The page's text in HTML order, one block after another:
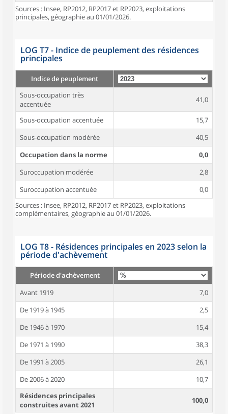
Sources : Insee, RP2012, RP2017 et RP2023, exploitations
principales, géographie au 01/01/2026.
LOG T7 - Indice de peuplement des résidences
principales
Indice de peuplement
Sous-occupation très
accentuée
41,0
Sous-occupation accentuée
15,7
Sous-occupation modérée
40,5
Occupation dans la norme
0,0
Suroccupation modérée
2,8
Suroccupation accentuée
0,0
Sources : Insee, RP2012, RP2017 et RP2023, exploitations
complémentaires, géographie au 01/01/2026.
LOG T8 - Résidences principales en 2023 selon la
période d'achèvement
Période d'achèvement
Avant 1919
7,0
De 1919 à 1945
2,5
De 1946 à 1970
15,4
De 1971 à 1990
38,3
De 1991 à 2005
26,1
De 2006 à 2020
10,7
Résidences principales
construites avant 2021
100,0